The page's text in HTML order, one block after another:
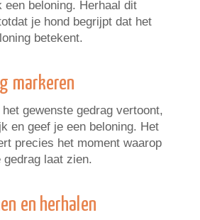
een beloning. Herhaal dit
je hond begrijpt dat het
betekent.
markeren
gewenste gedrag vertoont,
en geef je een beloning. Het
precies het moment waarop
laat zien.
en herhalen